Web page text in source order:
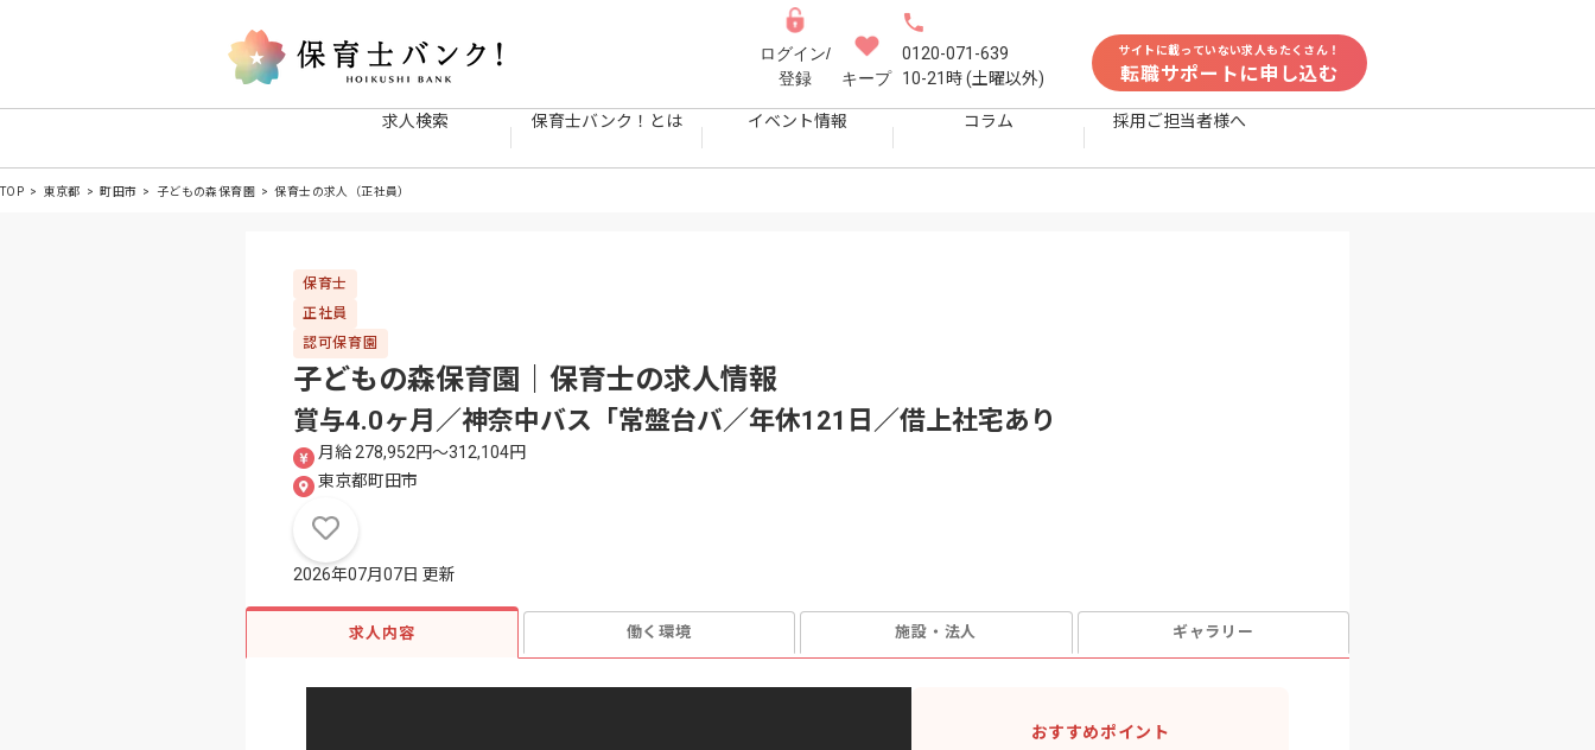
ログイン/
登録
キープ
0120-071-639
10-21時 (土曜以外)
サイトに載っていない求人もたくさん！
転職サポートに申し込む
求人検索 保育士バンク！とは イベント情報 コラム 採用ご担当者様へ
TOP 東京都 町田市 子どもの森保育園 保育士の求人（正社員）
保育士
正社員
認可保育園
子どもの森保育園｜保育士の求人情報
賞与4.0ヶ月／神奈中バス「常盤台バ／年休121日／借上社宅あり
月給 278,952円〜312,104円
東京都町田市
2026年07月07日 更新
求人内容 働く環境 施設・法人 ギャラリー
おすすめポイント